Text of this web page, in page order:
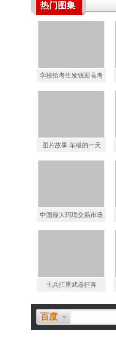
热门图集
学校给考生发钱迎高考
图片故事:车模的一天
中国最大玛瑙交易市场
士兵扛重武器狂奔
百度